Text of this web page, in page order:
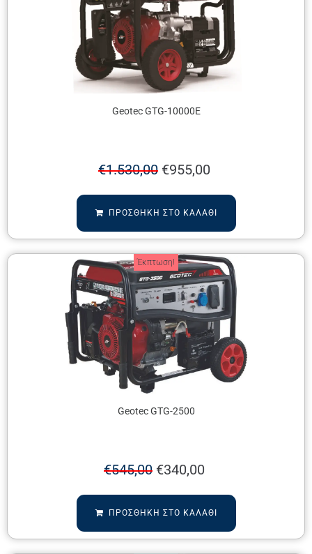
Geotec GTG-10000E
€1.530,00 €955,00
ΠΡΟΣΘΉΚΗ ΣΤΟ ΚΑΛΆΘΙ
Έκπτωση!
Geotec GTG-2500
€545,00 €340,00
ΠΡΟΣΘΉΚΗ ΣΤΟ ΚΑΛΆΘΙ